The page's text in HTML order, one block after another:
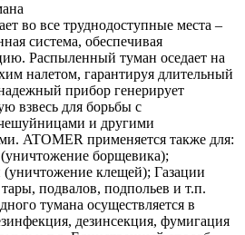
во все труднодоступные места –
система, обеспечивая
Распыленный туман оседает на
налетом, гарантируя длительный
прибор генерирует
взвесь для борьбы с
и другими
ATOMER применяется также для:
борщевика);
клещей); Газации
подвалов, подпольев и т.п.
тумана осуществляется в
дезинсекция, фумигация